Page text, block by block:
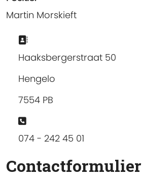
Martin Morskieft
Adres:
Haaksbergerstraat 50
Hengelo
7554 PB
Telefoon:
074 - 242 45 01
Contactformulier